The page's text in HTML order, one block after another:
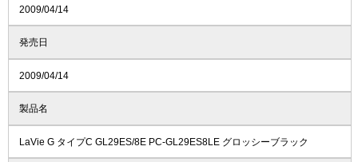
2009/04/14
発売日
2009/04/14
製品名
LaVie G タイプC GL29ES/8E PC-GL29ES8LE グロッシーブラック